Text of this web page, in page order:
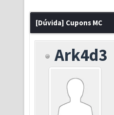
[Dúvida] Cupons MC
Ark4d3